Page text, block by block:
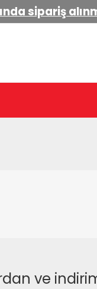
sipariş
ve